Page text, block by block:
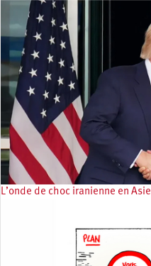
L’onde de choc iranienne en Asie